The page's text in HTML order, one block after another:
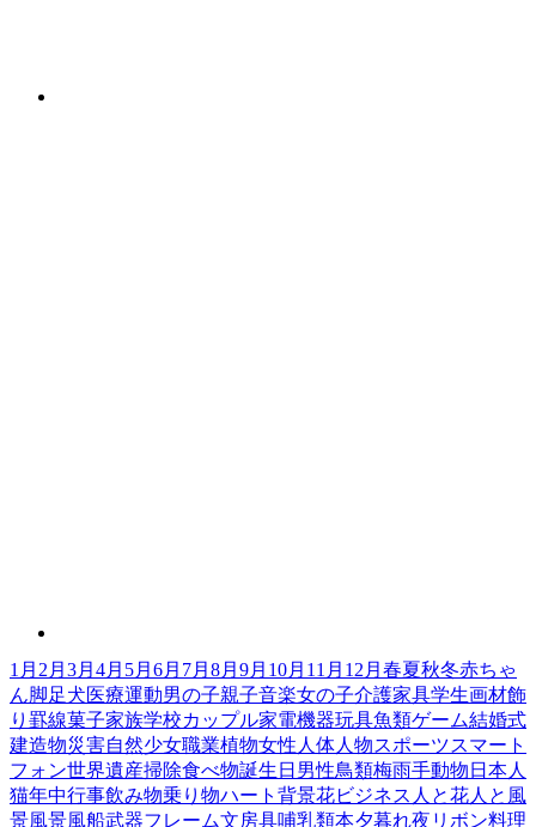
1月 2月 3月 4月 5月 6月 7月 8月 9月 10月 11月 12月 春夏秋冬赤ちゃ
ん脚足犬医療運動男の子親子音楽女の子介護家具学生画材飾
り罫線菓子家族学校カップル家電機器玩具魚類ゲーム結婚式
建造物災害自然少女職業植物女性 人体人物スポーツスマート
フォン世界遺産掃除食べ物誕生日 男性鳥類梅雨手動物 日本人
猫年中行事飲み物乗り物ハート 背景花ビジネス 人と花人と風
景風景風船武器フレーム文房具哺乳類本夕暮れ夜 リボン料理